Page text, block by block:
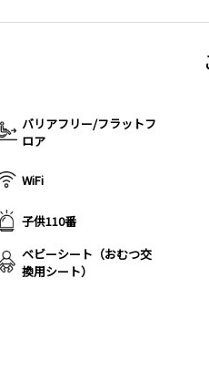
バリアフリー/フラットフ
ロア
WiFi
子供110番
ベビーシート（おむつ交
換用シート）